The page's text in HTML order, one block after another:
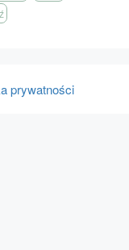
prywatności